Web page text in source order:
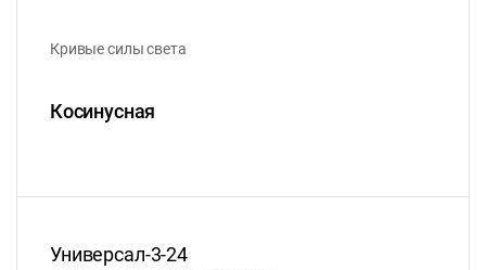
Кривые силы света
Косинусная
Универсал-3-24